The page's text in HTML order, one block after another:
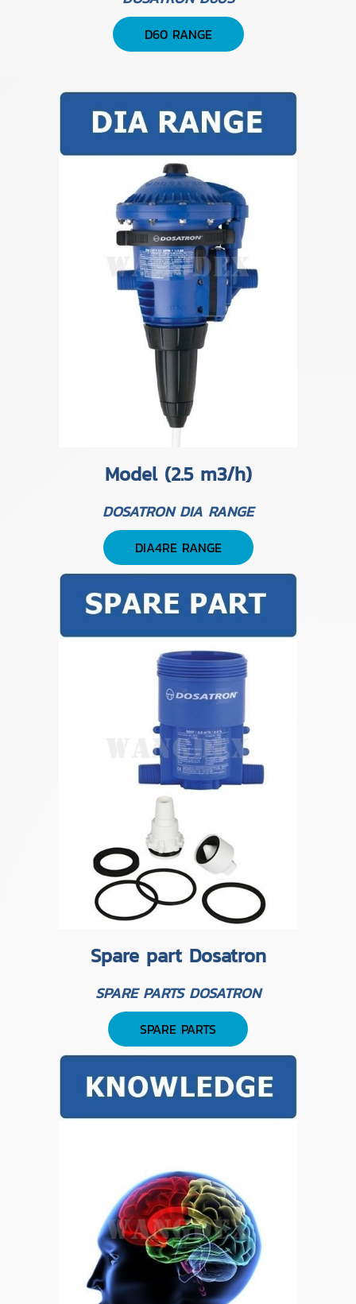
D60 RANGE
Model (2.5 m3/h)
DOSATRON DIA RANGE
DIA4RE RANGE
Spare part Dosatron
SPARE PARTS DOSATRON
SPARE PARTS